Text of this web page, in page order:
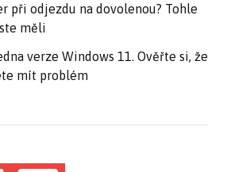
při odjezdu na dovolenou? Tohle
měli
verze Windows 11. Ověřte si, že
mít problém